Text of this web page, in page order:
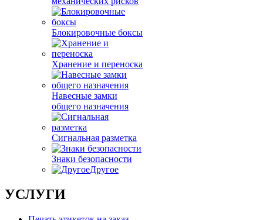
Блокировочные боксы
Хранение и переноска
Навесные замки
общего назначения
Сигнальная разметка
Знаки безопасности
Другое
УСЛУГИ